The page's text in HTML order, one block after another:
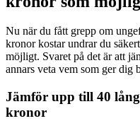
Nu när du fått grepp om
kronor kostar undrar du
möjligt. Svaret på det är att
annars veta vem som ger dig
Jämför upp till 40
kronor